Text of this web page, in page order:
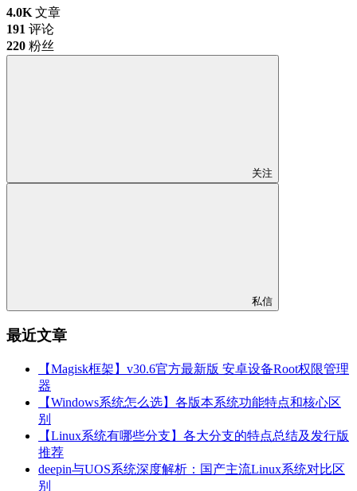
4.0K 文章
191 评论
220 粉丝
关注
私信
最近文章
【Magisk框架】v30.6官方最新版 安卓设备Root权限管理
器
【Windows系统怎么选】各版本系统功能特点和核心区
别
【Linux系统有哪些分支】各大分支的特点总结及发行版
推荐
deepin与UOS系统深度解析：国产主流Linux系统对比区
别